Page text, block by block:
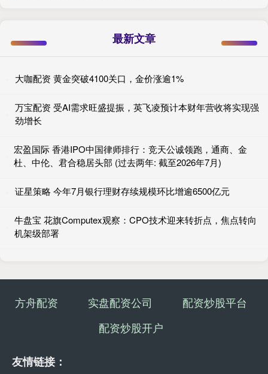
最新文章
大咖配资 黄金突破4100关口，金价涨逾1%
万宝配资 受AI需求旺盛提振，英飞凌预计本财年营收将实现强
劲增长
宏盈国际 香港IPO中国律师排行：竞天公诚领跑，通商、金
杜、中伦、君合稳居头部 (过去两年: 截至2026年7月)
证星策略 今年7月银行理财存续规模环比增逾6500亿元
牛盘宝 花旗Computex观察：CPO技术迎来转折点，焦点转向
机架级部署
方舟配资 实盘配资公司
配资炒股平台
配资炒股开户
友情链接：